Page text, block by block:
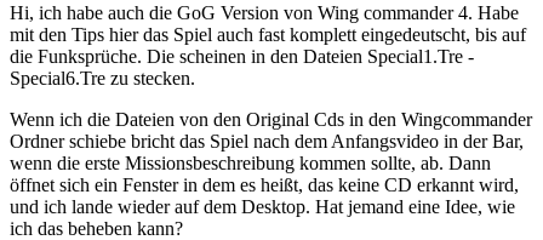
Hi, ich habe auch die GoG Version von Wing commander 4. Habe
mit den Tips hier das Spiel auch fast komplett eingedeutscht, bis auf
die Funksprüche. Die scheinen in den Dateien Special1.Tre -
Special6.Tre zu stecken.
Wenn ich die Dateien von den Original Cds in den Wingcommander
Ordner schiebe bricht das Spiel nach dem Anfangsvideo in der Bar,
wenn die erste Missionsbeschreibung kommen sollte, ab. Dann
öffnet sich ein Fenster in dem es heißt, das keine CD erkannt wird,
und ich lande wieder auf dem Desktop. Hat jemand eine Idee, wie
ich das beheben kann?